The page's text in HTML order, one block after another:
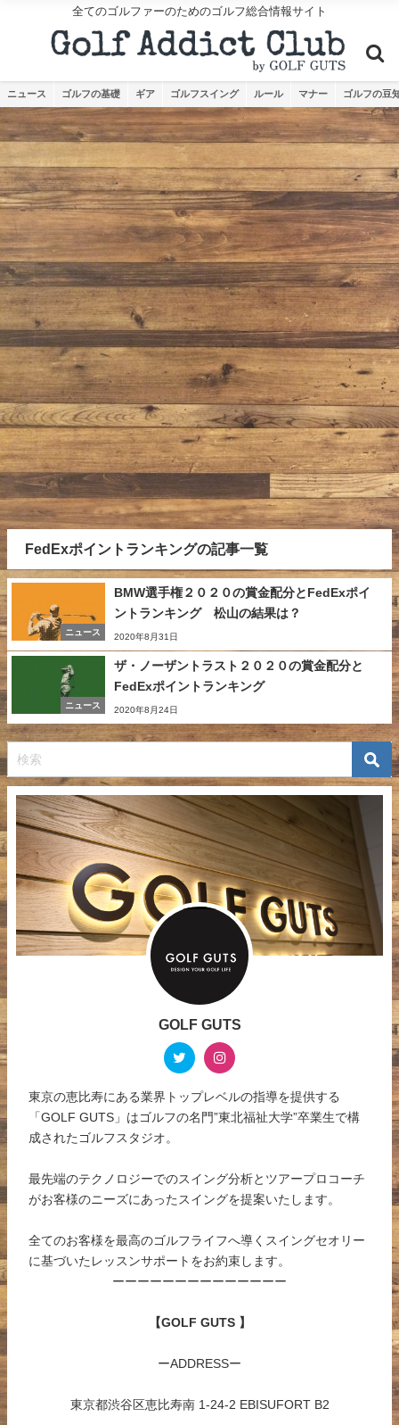
全てのゴルファーのためのゴルフ総合情報サイト
ニュース ゴルフの基礎 ギア ゴルフスイング ルール マナー ゴルフの豆
FedExポイントランキングの記事一覧
ニュース
BMW選手権２０２０の賞金配分とFedExポイ
ントランキング 松山の結果は？
2020年8月31日
ニュース
ザ・ノーザントラスト２０２０の賞金配分と
FedExポイントランキング
2020年8月24日
GOLF GUTS
東京の恵比寿にある業界トップレベルの指導を提供する
「GOLF GUTS」はゴルフの名門”東北福祉大学”卒業生で構
成されたゴルフスタジオ。
最先端のテクノロジーでのスイング分析とツアープロコーチ
がお客様のニーズにあったスイングを提案いたします。
全てのお客様を最高のゴルフライフへ導くスイングセオリー
に基づいたレッスンサポートをお約束します。
ーーーーーーーーーーーーーー
【GOLF GUTS 】
ーADDRESSー
東京都渋谷区恵比寿南 1-24-2 EBISUFORT B2